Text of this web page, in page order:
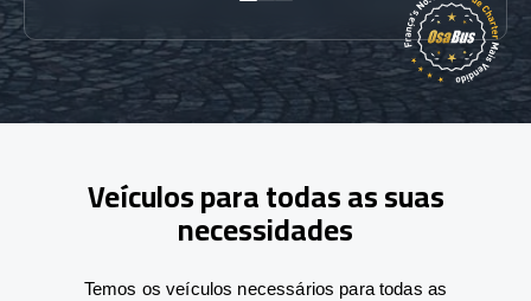
Veículos para todas as suas
necessidades
Temos os veículos necessários para todas as